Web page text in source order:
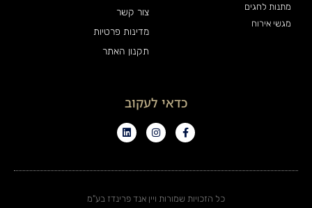
מתנות לחגים
מגשי אירוח
צור קשר
מדינות פרטיות
תקנון האתר
כדאי לעקוב
כל הזכויות שמורות ויין אנד פרינדז בע"מ